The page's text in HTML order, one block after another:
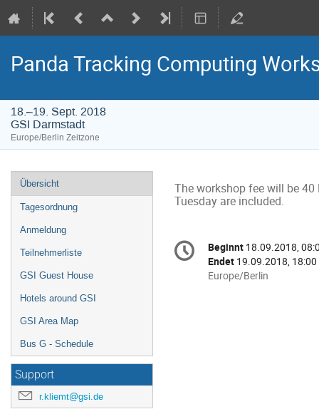
Panda Tracking Computing
18.–19. Sept. 2018
GSI Darmstadt
Europe/Berlin Zeitzone
Veranstaltungsmenü
Übersicht
Tagesordnung
Anmeldung
Teilnehmerliste
GSI Guest House
Hotels around GSI
GSI Area Map
Bus G - Schedule
Support
r.kliemt@gsi.de
The workshop fee will be
Tuesday are included.
Datum/Zeit
Beginnt 18.09.2018,
Endet 19.09.2018, 18:00
Alle
Europe/Berlin